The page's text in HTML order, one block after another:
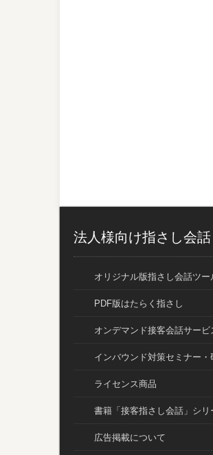
法人様向け指さし会話
オリジナル版指さし会話ツー
PDF版はたらく指さし
オンデマンド接客会話サービ
インバウンド対策セミナー・
ライセンス商品
書籍「接客指さし会話」シリ
広告掲載について